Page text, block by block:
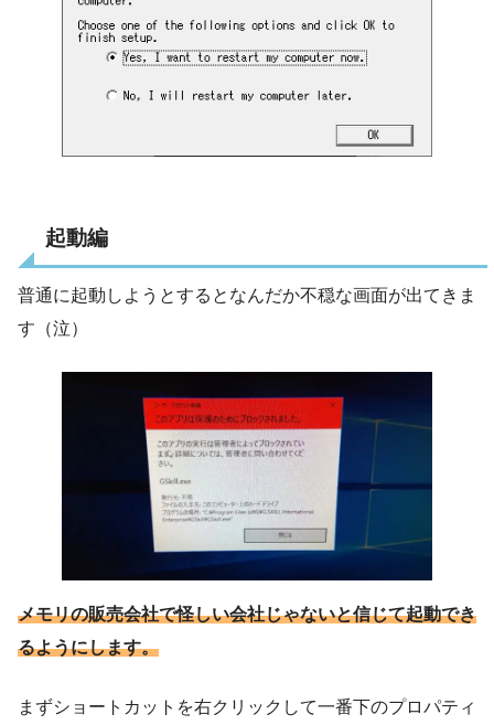
起動編
普通に起動しようとするとなんだか不穏な画面が出てきま
す（泣）
メモリの販売会社で怪しい会社じゃないと信じて起動でき
るようにします。
まずショートカットを右クリックして一番下のプロパティ